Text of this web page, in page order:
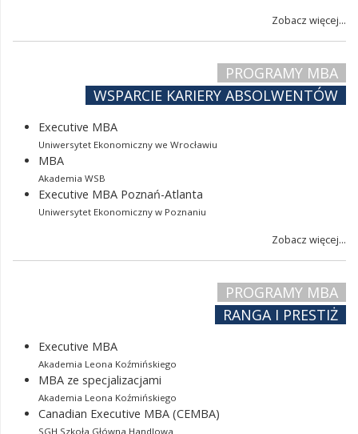
Zobacz więcej...
PROGRAMY MBA
WSPARCIE KARIERY ABSOLWENTÓW
Executive MBA
Uniwersytet Ekonomiczny we Wrocławiu
MBA
Akademia WSB
Executive MBA Poznań-Atlanta
Uniwersytet Ekonomiczny w Poznaniu
Zobacz więcej...
PROGRAMY MBA
RANGA I PRESTIŻ
Executive MBA
Akademia Leona Koźmińskiego
MBA ze specjalizacjami
Akademia Leona Koźmińskiego
Canadian Executive MBA (CEMBA)
SGH Szkoła Główna Handlowa